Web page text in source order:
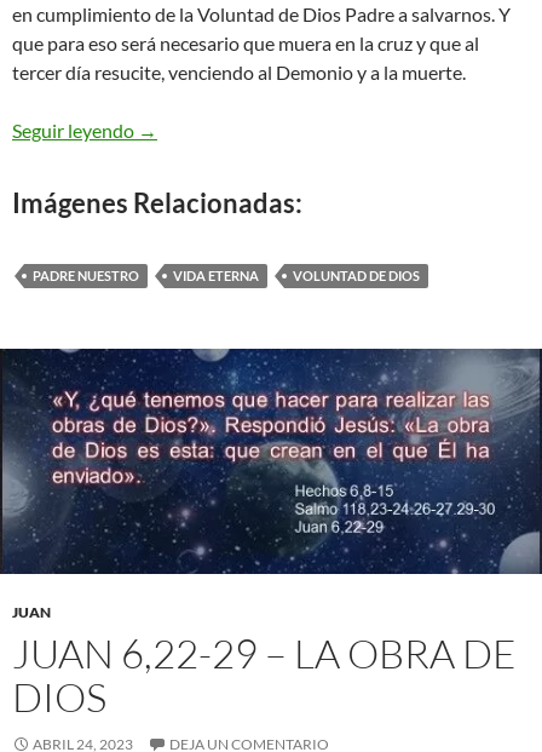
en cumplimiento de la Voluntad de Dios Padre a salvarnos. Y
que para eso será necesario que muera en la cruz y que al
tercer día resucite, venciendo al Demonio y a la muerte.
Seguir leyendo Juan 6,35-40 – yo le resucite
→
Imágenes Relacionadas:
PADRE NUESTRO VIDA ETERNA VOLUNTAD DE DIOS
JUAN
JUAN 6,22-29 – LA OBRA DE
DIOS
ABRIL 24, 2023 DEJA UN COMENTARIO